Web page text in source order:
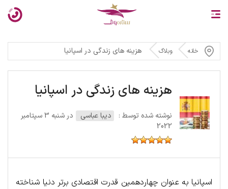
خانه وبلاگ هزینه های زندگی در اسپانیا
هزینه های زندگی در اسپانیا
نوشته شده توسط : دیبا عباسی
در شنبه 3 سپتامبر
2022
اسپانیا به عنوان چهاردهمین قدرت اقتصادی برتر دنیا شناخته